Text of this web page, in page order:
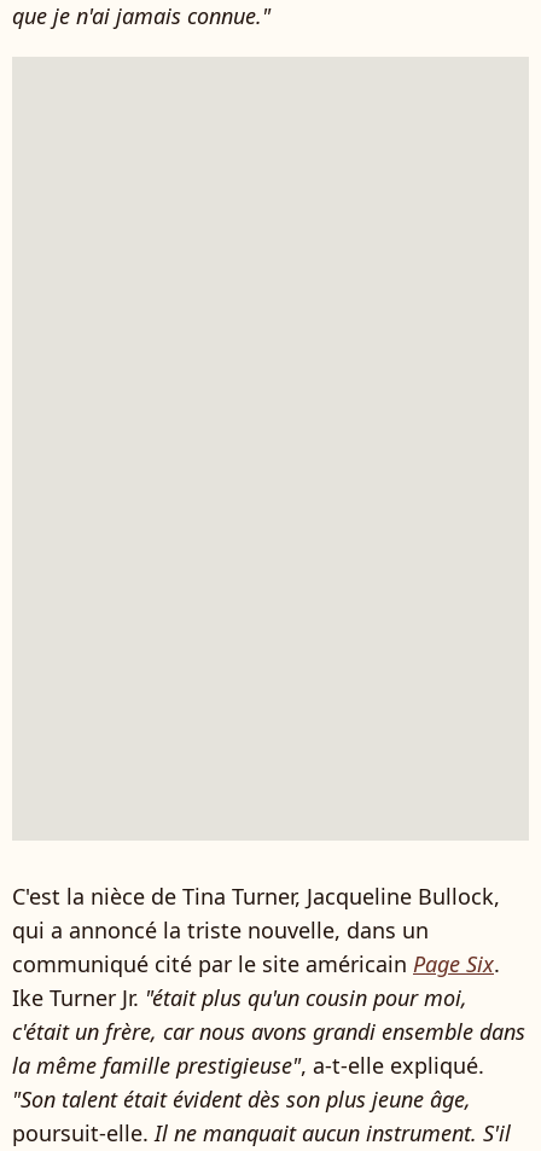
que je n'ai jamais connue."
C'est la nièce de Tina Turner, Jacqueline Bullock,
qui a annoncé la triste nouvelle, dans un
communiqué cité par le site américain Page Six.
Ike Turner Jr. "était plus qu'un cousin pour moi,
c'était un frère, car nous avons grandi ensemble dans
la même famille prestigieuse", a-t-elle expliqué.
"Son talent était évident dès son plus jeune âge,
poursuit-elle.Il ne manquait aucun instrument. S'il